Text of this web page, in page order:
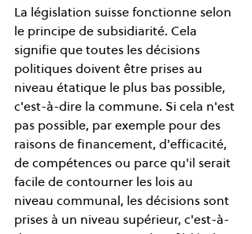
La législation suisse fonctionne selon
le principe de subsidiarité. Cela
signifie que toutes les décisions
politiques doivent être prises au
niveau étatique le plus bas possible,
c'est-à-dire la commune. Si cela n'est
pas possible, par exemple pour des
raisons de financement, d'efficacité,
de compétences ou parce qu'il serait
facile de contourner les lois au
niveau communal, les décisions sont
prises à un niveau supérieur, c'est-à-